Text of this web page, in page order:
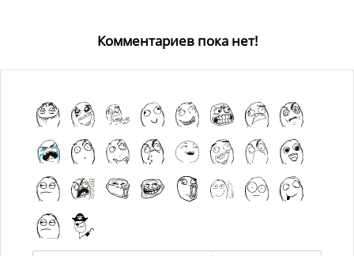
Комментариев пока нет!